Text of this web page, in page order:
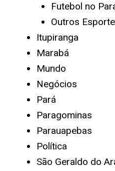
Futebol no
Outros
Itupiranga
Marabá
Mundo
Negócios
Pará
Paragominas
Parauapebas
Política
São Geraldo do